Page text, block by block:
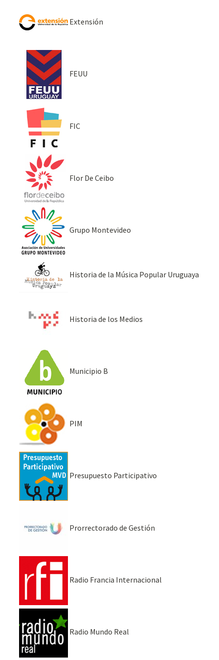
Extensión
FEUU
FIC
Flor De Ceibo
Grupo Montevideo
Historia de la Música Popular Uruguaya
Historia de los Medios
Municipio B
PIM
Presupuesto Participativo
Prorrectorado de Gestión
Radio Francia Internacional
Radio Mundo Real